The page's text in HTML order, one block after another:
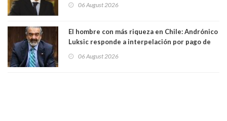
06 August 2026
El hombre con más riqueza en Chile: Andrónico
Luksic responde a interpelación por pago de
día que me muera”
06 August 2026